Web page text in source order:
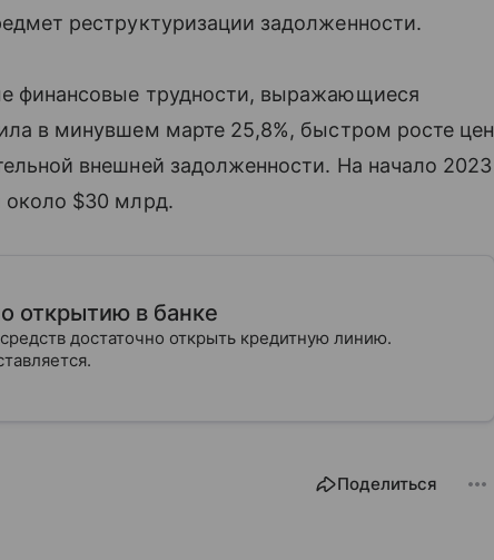
реструктуризации задолженности.
финансовые трудности, выражающиеся
в минувшем марте 25,8%, быстром росте цен
внешней задолженности. На начало 2023
около $30 млрд.
открытию в банке
достаточно открыть кредитную линию.
Поделиться